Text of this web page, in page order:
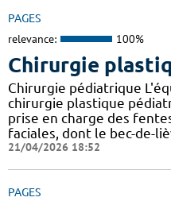
PAGES
relevance: 100%
Chirurgie
Chirurgie pédiatrique
chirurgie plastique
prise en charge des
faciales, dont le bec-de-
21/04/2026 18:52
PAGES